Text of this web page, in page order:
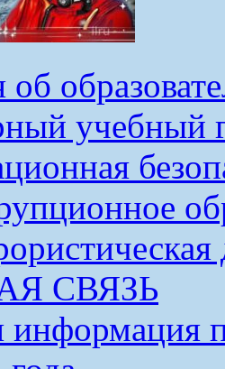
об
учебный
СВЯЗЬ
информация